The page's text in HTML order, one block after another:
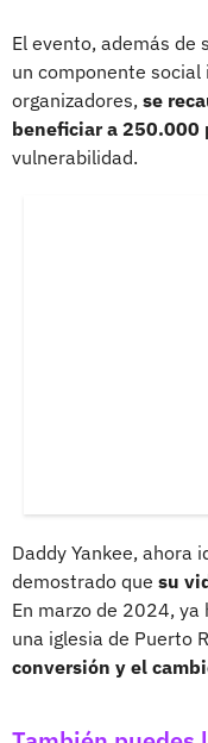
El evento, además de
un componente
organizadores, se
beneficiar a 250.000
vulnerabilidad.
Daddy Yankee, ahora
demostrado que su
En marzo de 2024,
una iglesia de Puerto
conversión y el